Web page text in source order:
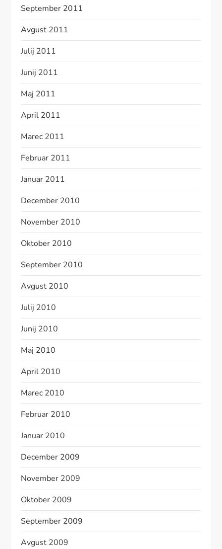
September 2011
Avgust 2011
Julij 2011
Junij 2011
Maj 2011
April 2011
Marec 2011
Februar 2011
Januar 2011
December 2010
November 2010
Oktober 2010
September 2010
Avgust 2010
Julij 2010
Junij 2010
Maj 2010
April 2010
Marec 2010
Februar 2010
Januar 2010
December 2009
November 2009
Oktober 2009
September 2009
Avgust 2009